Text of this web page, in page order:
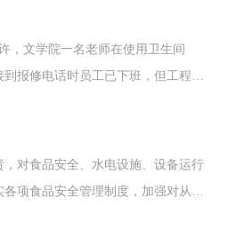
，文学院一名老师在使用卫生间
报修电话时员工已下班，但工程部
对食品安全、水电设施、设备运行
项食品安全管理制度，加强对从业